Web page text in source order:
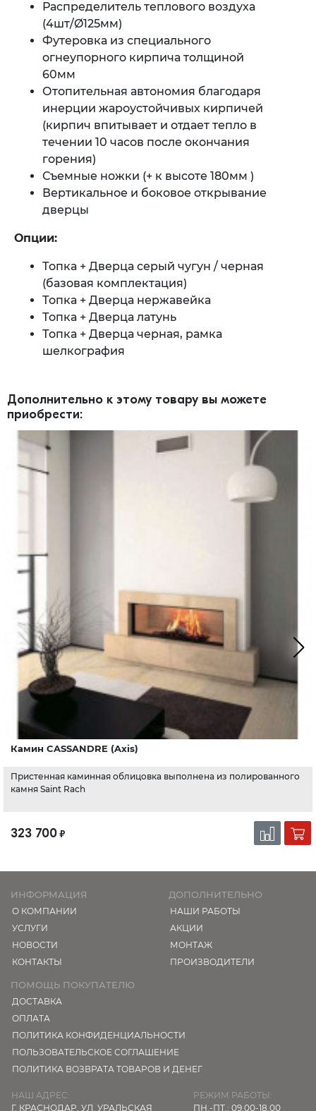
Распределитель теплового воздуха
(4шт/Ø125мм)
Футеровка из специального
огнеупорного кирпича толщиной
60мм
Отопительная автономия благодаря
инерции жароустойчивых кирпичей
(кирпич впитывает и отдает тепло в
течении 10 часов после окончания
горения)
Съемные ножки (+ к высоте 180мм )
Вертикальное и боковое открывание
дверцы
Опции:
Топка + Дверца серый чугун / черная
(базовая комплектация)
Топка + Дверца нержавейка
Топка + Дверца латунь
Топка + Дверца черная, рамка
шелкография
Дополнительно к этому товару вы можете
приобрести:
Камин CASSANDRE (Axis)
Пристенная каминная облицовка выполнена из полированного
камня Saint Rach
323 700₽
ИНФОРМАЦИЯ
О КОМПАНИИ
УСЛУГИ
НОВОСТИ
КОНТАКТЫ
ДОПОЛНИТЕЛЬНО
НАШИ РАБОТЫ
АКЦИИ
МОНТАЖ
ПРОИЗВОДИТЕЛИ
ПОМОЩЬ ПОКУПАТЕЛЮ
ДОСТАВКА
ОПЛАТА
ПОЛИТИКА КОНФИДЕНЦИАЛЬНОСТИ
ПОЛЬЗОВАТЕЛЬСКОЕ СОГЛАШЕНИЕ
ПОЛИТИКА ВОЗВРАТА ТОВАРОВ И ДЕНЕГ
НАШ АДРЕС:
Г. КРАСНОДАР, УЛ. УРАЛЬСКАЯ
РЕЖИМ РАБОТЫ:
ПН.-ПТ.: 09.00-18.00